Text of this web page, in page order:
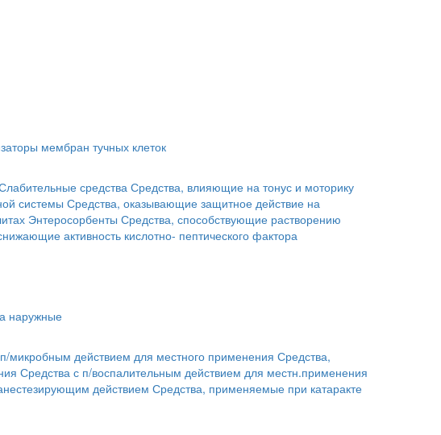
мембран тучных клеток
средства Средства, влияющие на тонус и моторику
системы Средства, оказывающие защитное действие на
Энтеросорбенты Средства, способствующие растворению
активность кислотно- пептического фактора
наружные
микробным действием для местного применения Средства,
Средства с п/воспалительным действием для местн.применения
действием Средства, применяемые при катаракте